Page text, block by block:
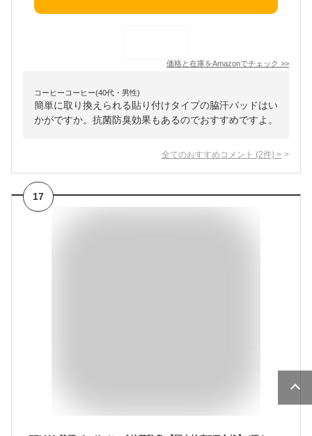
価格と在庫をAmazonでチェック >>
コーヒーコーヒー(40代・男性)
簡単に取り換えられる貼り付けタイプの脇汗パッドはい
かがですか。抗菌防臭効果もあるのでおすすめですよ。
全てのおすすめコメント (2件) >
17